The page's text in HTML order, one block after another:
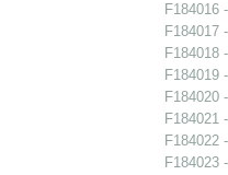
F184016
F184017
F184018
F184019
F184020
F184021
F184022
F184023